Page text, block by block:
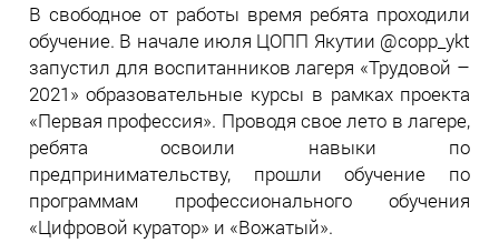
В свободное от работы время ребята проходили
обучение. В начале июля ЦОПП Якутии @copp_ykt
запустил для воспитанников лагеря «Трудовой –
2021» образовательные курсы в рамках проекта
«Первая профессия». Проводя свое лето в лагере,
ребята освоили навыки по
предпринимательству, прошли обучение по
программам профессионального обучения
«Цифровой куратор» и «Вожатый».